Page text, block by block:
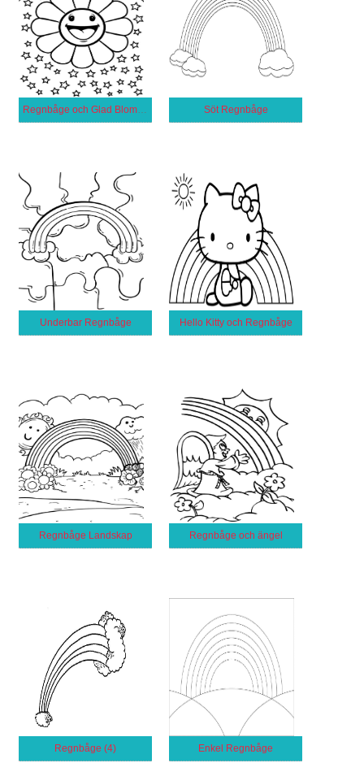
Regnbåge och Glad Blomma Söt Regnbåge
Underbar Regnbåge Hello Kitty och Regnbåge
Regnbåge Landskap Regnbåge och ängel
Regnbåge (4) Enkel Regnbåge